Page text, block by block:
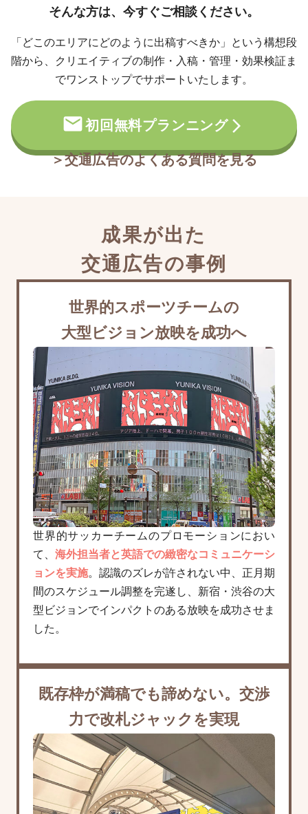
そんな方は、今すぐご相談ください。
「どこのエリアにどのように出稿すべきか」という構想段
階から、
クリエイティブの制作・入稿・管理・効果検証ま
でワンストップでサポートいたします。
初回無料プランニング
＞交通広告のよくある質問を見る
成果が出た
交通広告の事例
世界的スポーツチームの
大型ビジョン放映を成功へ
世界的サッカーチームのプロモーションにおい
て、 海外担当者と英語での緻密なコミュニケーシ
ョンを実施。認識のズレが許されない中、正月期
間のスケジュール調整を完遂し、新宿・渋谷の大
型ビジョンでインパクトのある放映を成功させま
した。
既存枠が満稿でも諦めない。 交渉
力で改札ジャックを実現